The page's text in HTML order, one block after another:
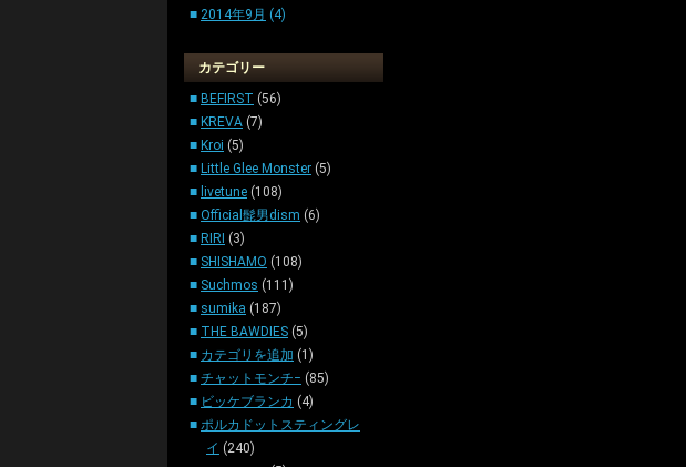
■ 2014年9月 (4)
カテゴリー
■ BEFIRST (56)
■ KREVA (7)
■ Kroi (5)
■ Little Glee Monster (5)
■ livetune (108)
■ Official髭男dism (6)
■ RIRI (3)
■ SHISHAMO (108)
■ Suchmos (111)
■ sumika (187)
■ THE BAWDIES (5)
■ カテゴリを追加 (1)
■ チャットモンチ− (85)
■ ビッケブランカ (4)
■ ポルカドットスティングレ
イ (240)